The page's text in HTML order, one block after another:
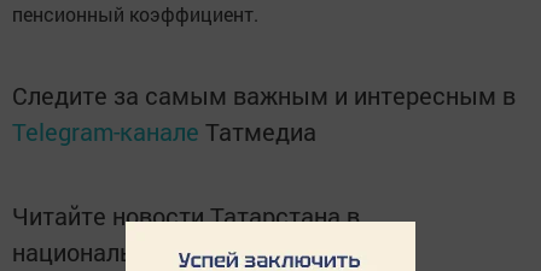
пенсионный коэффициент.
Следите за самым важным и интересным в
Telegram-канале Татмедиа
Читайте новости Татарстана в
национальном мессенджере MАХ: